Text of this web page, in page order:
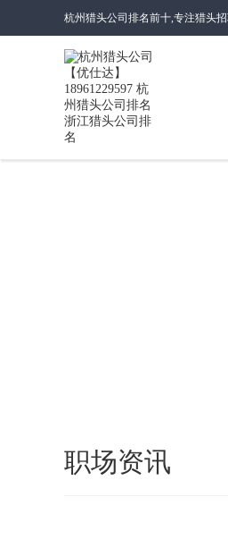
杭州猎头公司排名前十,专注猎头招
职场资讯